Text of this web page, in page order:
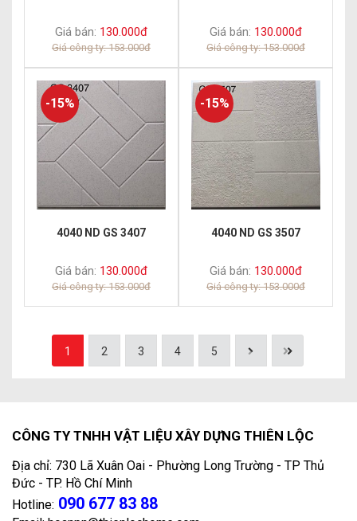
Giá bán: 130.000đ
Giá công ty: 153.000đ
Giá bán: 130.000đ
Giá công ty: 153.000đ
-15%
4040 ND GS 3407
Giá bán: 130.000đ
Giá công ty: 153.000đ
-15%
4040 ND GS 3507
Giá bán: 130.000đ
Giá công ty: 153.000đ
1 2 3 4 5
CÔNG TY TNHH VẬT LIỆU XÂY DỰNG THIÊN LỘC
Địa chỉ: 730 Lã Xuân Oai - Phường Long Trường - TP Thủ
Đức - TP. Hồ Chí Minh
Hotline: 090 677 83 88